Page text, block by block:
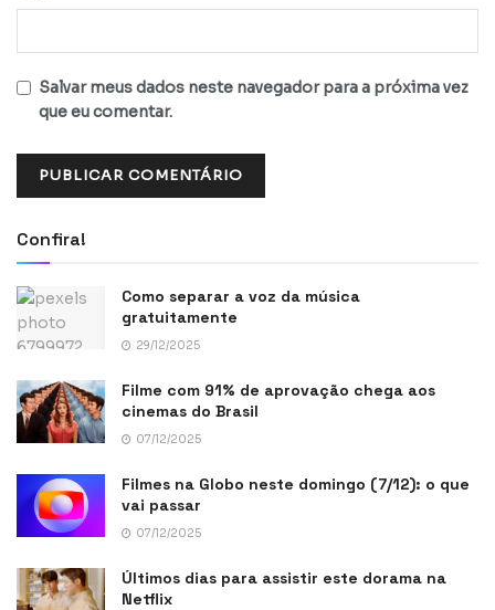
Salvar meus dados neste navegador para a próxima vez
que eu comentar.
Confira!
Como separar a voz da música
gratuitamente
29/12/2025
Filme com 91% de aprovação chega aos
cinemas do Brasil
07/12/2025
Filmes na Globo neste domingo (7/12): o que
vai passar
07/12/2025
Últimos dias para assistir este dorama na
Netflix